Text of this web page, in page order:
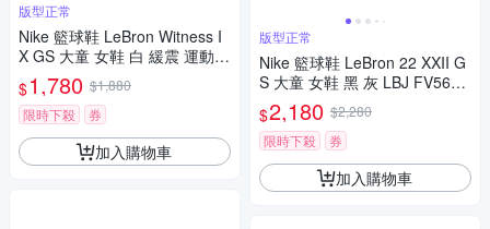
版型正常
Nike 籃球鞋 LeBron Witness I
X GS 大童 女鞋 白 緩震 運動鞋
HV2270-101
$1,780 $1,880
限時下殺
券
加入購物車
版型正常
Nike 籃球鞋 LeBron 22 XXII G
S 大童 女鞋 黑 灰 LBJ FV5636
-001
$2,180 $2,280
限時下殺
券
加入購物車